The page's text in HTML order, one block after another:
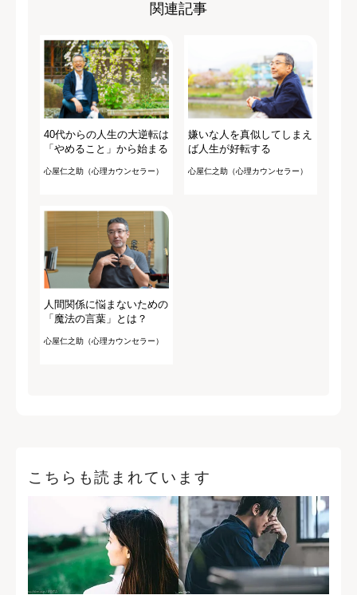
関連記事
40代からの人生の大逆転は
「やめること」から始まる
心屋仁之助（心理カウンセラー）
嫌いな人を真似してしまえ
ば人生が好転する
心屋仁之助（心理カウンセラー）
人間関係に悩まないための
「魔法の言葉」とは？
心屋仁之助（心理カウンセラー）
こちらも読まれています